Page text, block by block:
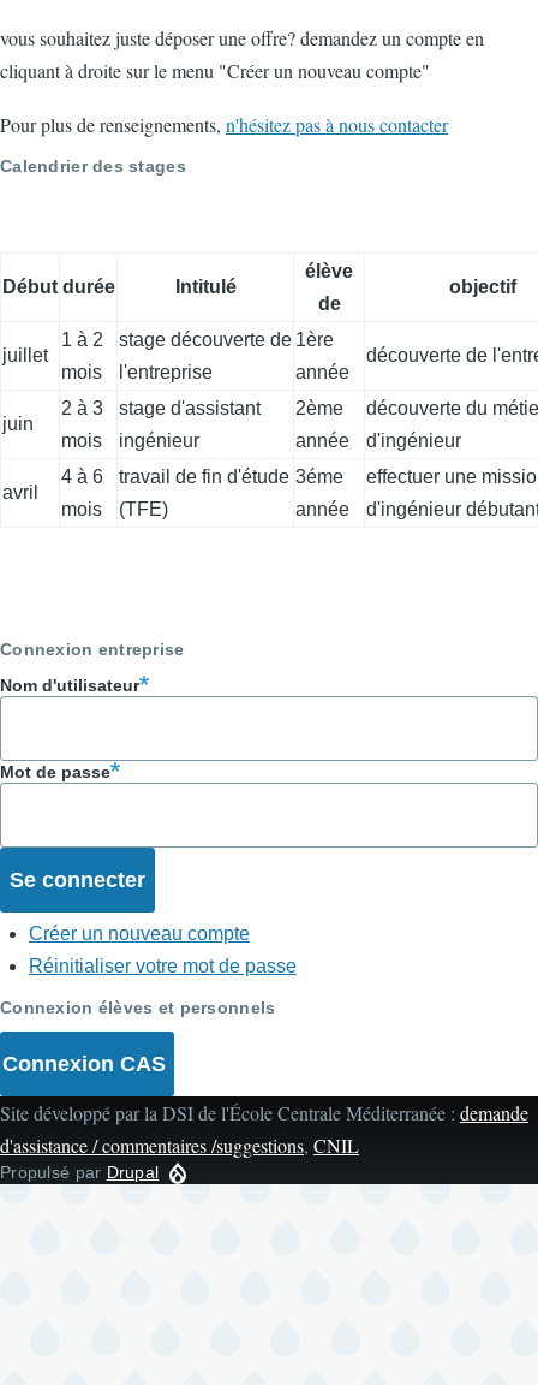
vous souhaitez juste déposer une offre? demandez un compte en
cliquant à droite sur le menu "Créer un nouveau compte"
Pour plus de renseignements, n'hésitez pas à nous contacter
Calendrier des stages
Début durée Intitulé
élève
de
objectif
juillet
1 à 2
mois
stage découverte de
l'entreprise
1ère
année
découverte de
juin
2 à 3
mois
stage d'assistant
ingénieur
2ème
année
découverte du
d'ingénieur
avril
4 à 6
mois
travail de fin d'étude
(TFE)
3éme
année
effectuer une
d'ingénieur
Connexion entreprise
Nom d'utilisateur
Mot de passe
Créer un nouveau compte
Réinitialiser votre mot de passe
Connexion élèves et personnels
Connexion CAS
Site développé par la DSI de l'École Centrale Méditerranée : demande
d'assistance / commentaires /suggestions, CNIL
Propulsé par Drupal